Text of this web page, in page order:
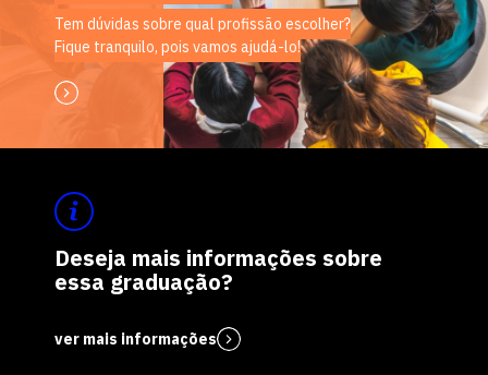
Tem dúvidas sobre qual profissão escolher?
Fique tranquilo, pois vamos ajudá-lo!
Deseja mais informações sobre
essa graduação?
ver mais informações